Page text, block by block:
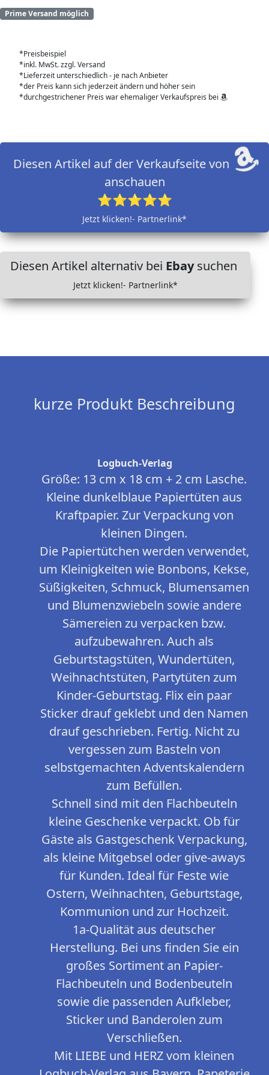
Prime Versand möglich
*Preisbeispiel
*inkl. MwSt. zzgl. Versand
*Lieferzeit unterschiedlich - je nach Anbieter
*der Preis kann sich jederzeit ändern und höher sein
*durchgestrichener Preis war ehemaliger Verkaufspreis bei
Diesen Artikel auf der Verkaufseite von
anschauen
⭐⭐⭐⭐⭐
Jetzt klicken!- Partnerlink*
Diesen Artikel alternativ bei Ebaysuchen
Jetzt klicken!- Partnerlink*
kurze Produkt Beschreibung
Logbuch-Verlag
Größe: 13 cm x 18 cm + 2 cm Lasche.
Kleine dunkelblaue Papiertüten aus
Kraftpapier. Zur Verpackung von
kleinen Dingen.
Die Papiertütchen werden verwendet,
um Kleinigkeiten wie Bonbons, Kekse,
Süßigkeiten, Schmuck, Blumensamen
und Blumenzwiebeln sowie andere
Sämereien zu verpacken bzw.
aufzubewahren. Auch als
Geburtstagstüten, Wundertüten,
Weihnachtstüten, Partytüten zum
Kinder-Geburtstag. Flix ein paar
Sticker drauf geklebt und den Namen
drauf geschrieben. Fertig. Nicht zu
vergessen zum Basteln von
selbstgemachten Adventskalendern
zum Befüllen.
Schnell sind mit den Flachbeuteln
kleine Geschenke verpackt. Ob für
Gäste als Gastgeschenk Verpackung,
als kleine Mitgebsel oder give-aways
für Kunden. Ideal für Feste wie
Ostern, Weihnachten, Geburtstage,
Kommunion und zur Hochzeit.
1a-Qualität aus deutscher
Herstellung. Bei uns finden Sie ein
großes Sortiment an Papier-
Flachbeuteln und Bodenbeuteln
sowie die passenden Aufkleber,
Sticker und Banderolen zum
Verschließen.
Mit LIEBE und HERZ vom kleinen